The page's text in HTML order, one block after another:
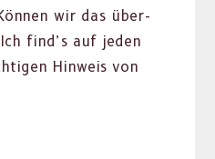
wir das über­
find’s auf jeden
Hin­weis von